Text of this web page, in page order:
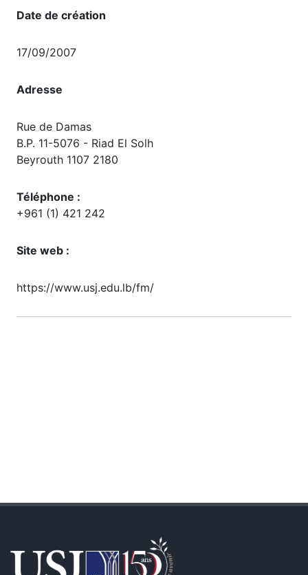
Date de création
17/09/2007
Adresse
Rue de Damas
B.P. 11-5076 - Riad El Solh
Beyrouth 1107 2180
Téléphone :
+961 (1) 421 242
Site web :
https://www.usj.edu.lb/fm/